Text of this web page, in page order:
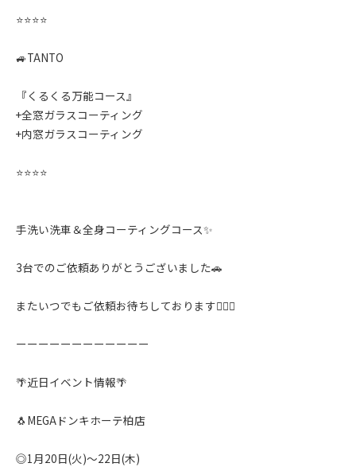
⭐️⭐️⭐️⭐️
🚙TANTO
『くるくる万能コース』
+全窓ガラスコーティング
+内窓ガラスコーティング
⭐️⭐️⭐️⭐️
手洗い洗車＆全身コーティングコース✨️
3台でのご依頼ありがとうございました🚗
またいつでもご依頼お待ちしております🙇‍♂️✨️
ーーーーーーーーーーーー
🌴近日イベント情報🌴
🐧MEGAドンキホーテ柏店
◎1月20日(火)〜22日(木)